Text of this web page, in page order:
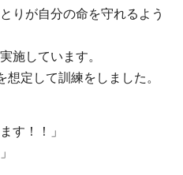
りが自分の命を守れるよう
施しています。
定して訓練をしました。
す！！」